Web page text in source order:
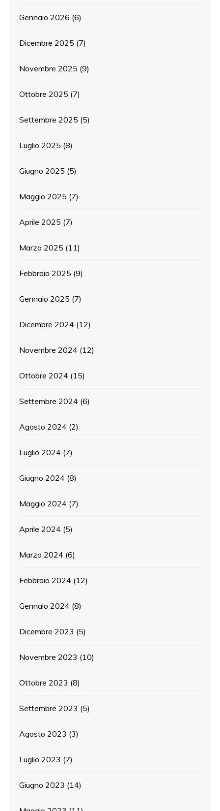
Gennaio 2026 (6)
Dicembre 2025 (7)
Novembre 2025 (9)
Ottobre 2025 (7)
Settembre 2025 (5)
Luglio 2025 (8)
Giugno 2025 (5)
Maggio 2025 (7)
Aprile 2025 (7)
Marzo 2025 (11)
Febbraio 2025 (9)
Gennaio 2025 (7)
Dicembre 2024 (12)
Novembre 2024 (12)
Ottobre 2024 (15)
Settembre 2024 (6)
Agosto 2024 (2)
Luglio 2024 (7)
Giugno 2024 (8)
Maggio 2024 (7)
Aprile 2024 (5)
Marzo 2024 (6)
Febbraio 2024 (12)
Gennaio 2024 (8)
Dicembre 2023 (5)
Novembre 2023 (10)
Ottobre 2023 (8)
Settembre 2023 (5)
Agosto 2023 (3)
Luglio 2023 (7)
Giugno 2023 (14)